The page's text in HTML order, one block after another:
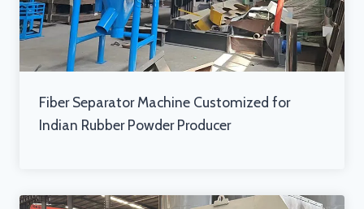
Fiber Separator Machine Customized for
Indian Rubber Powder Producer